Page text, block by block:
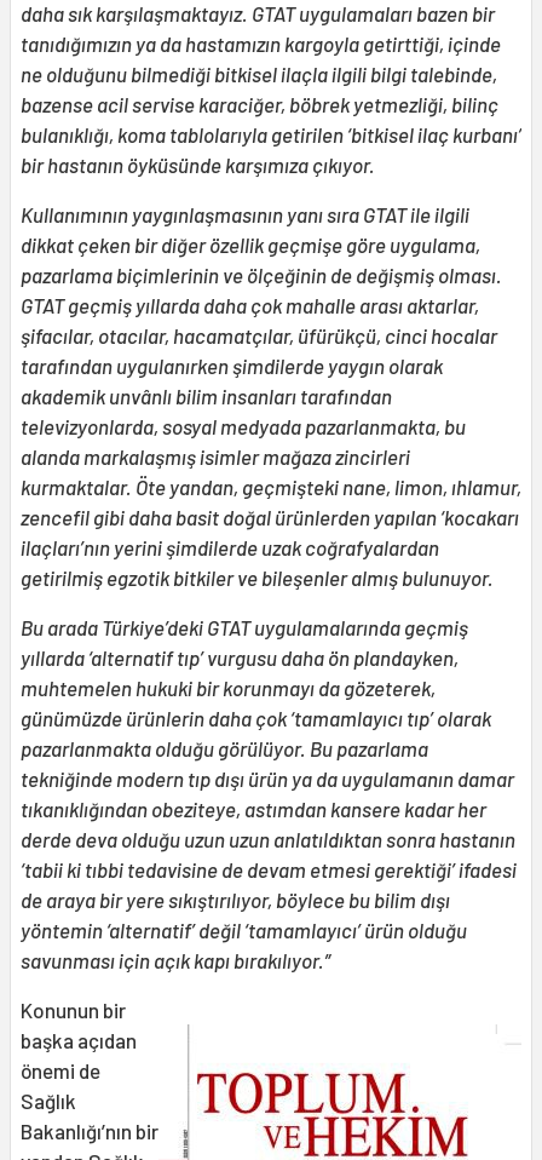
daha sık karşılaşmaktayız. GTAT uygulamaları bazen bir
tanıdığımızın ya da hastamızın kargoyla getirttiği, içinde
ne olduğunu bilmediği bitkisel ilaçla ilgili bilgi talebinde,
bazense acil servise karaciğer, böbrek yetmezliği, bilinç
bulanıklığı, koma tablolarıyla getirilen ‘bitkisel ilaç kurbanı’
bir hastanın öyküsünde karşımıza çıkıyor.
Kullanımının yaygınlaşmasının yanı sıra GTAT ile ilgili
dikkat çeken bir diğer özellik geçmişe göre uygulama,
pazarlama biçimlerinin ve ölçeğinin de değişmiş olması.
GTAT geçmiş yıllarda daha çok mahalle arası aktarlar,
şifacılar, otacılar, hacamatçılar, üfürükçü, cinci hocalar
tarafından uygulanırken şimdilerde yaygın olarak
akademik unvânlı bilim insanları tarafından
televizyonlarda, sosyal medyada pazarlanmakta, bu
alanda markalaşmış isimler mağaza zincirleri
kurmaktalar. Öte yandan, geçmişteki nane, limon, ıhlamur,
zencefil gibi daha basit doğal ürünlerden yapılan ‘kocakarı
ilaçları’nın yerini şimdilerde uzak coğrafyalardan
getirilmiş egzotik bitkiler ve bileşenler almış bulunuyor.
Bu arada Türkiye’deki GTAT uygulamalarında geçmiş
yıllarda ‘alternatif tıp’ vurgusu daha ön plandayken,
muhtemelen hukuki bir korunmayı da gözeterek,
günümüzde ürünlerin daha çok ‘tamamlayıcı tıp’ olarak
pazarlanmakta olduğu görülüyor. Bu pazarlama
tekniğinde modern tıp dışı ürün ya da uygulamanın damar
tıkanıklığından obeziteye, astımdan kansere kadar her
derde deva olduğu uzun uzun anlatıldıktan sonra hastanın
‘tabii ki tıbbi tedavisine de devam etmesi gerektiği’ ifadesi
de araya bir yere sıkıştırılıyor, böylece bu bilim dışı
yöntemin ‘alternatif’ değil ‘tamamlayıcı’ ürün olduğu
savunması için açık kapı bırakılıyor.”
Konunun bir
başka açıdan
önemi de
Sağlık
Bakanlığı’nın bir